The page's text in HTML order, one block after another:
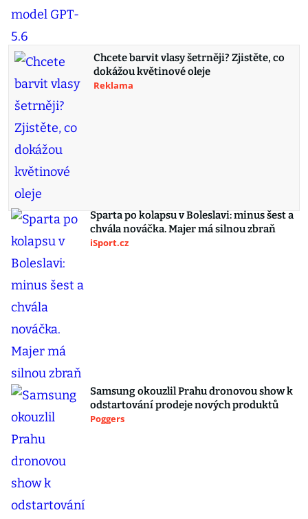
Chcete barvit vlasy šetrněji? Zjistěte, co
dokážou květinové oleje
Reklama
Sparta po kolapsu v Boleslavi: minus šest a
chvála nováčka. Majer má silnou zbraň
iSport.cz
Samsung okouzlil Prahu dronovou show k
odstartování prodeje nových produktů
Poggers